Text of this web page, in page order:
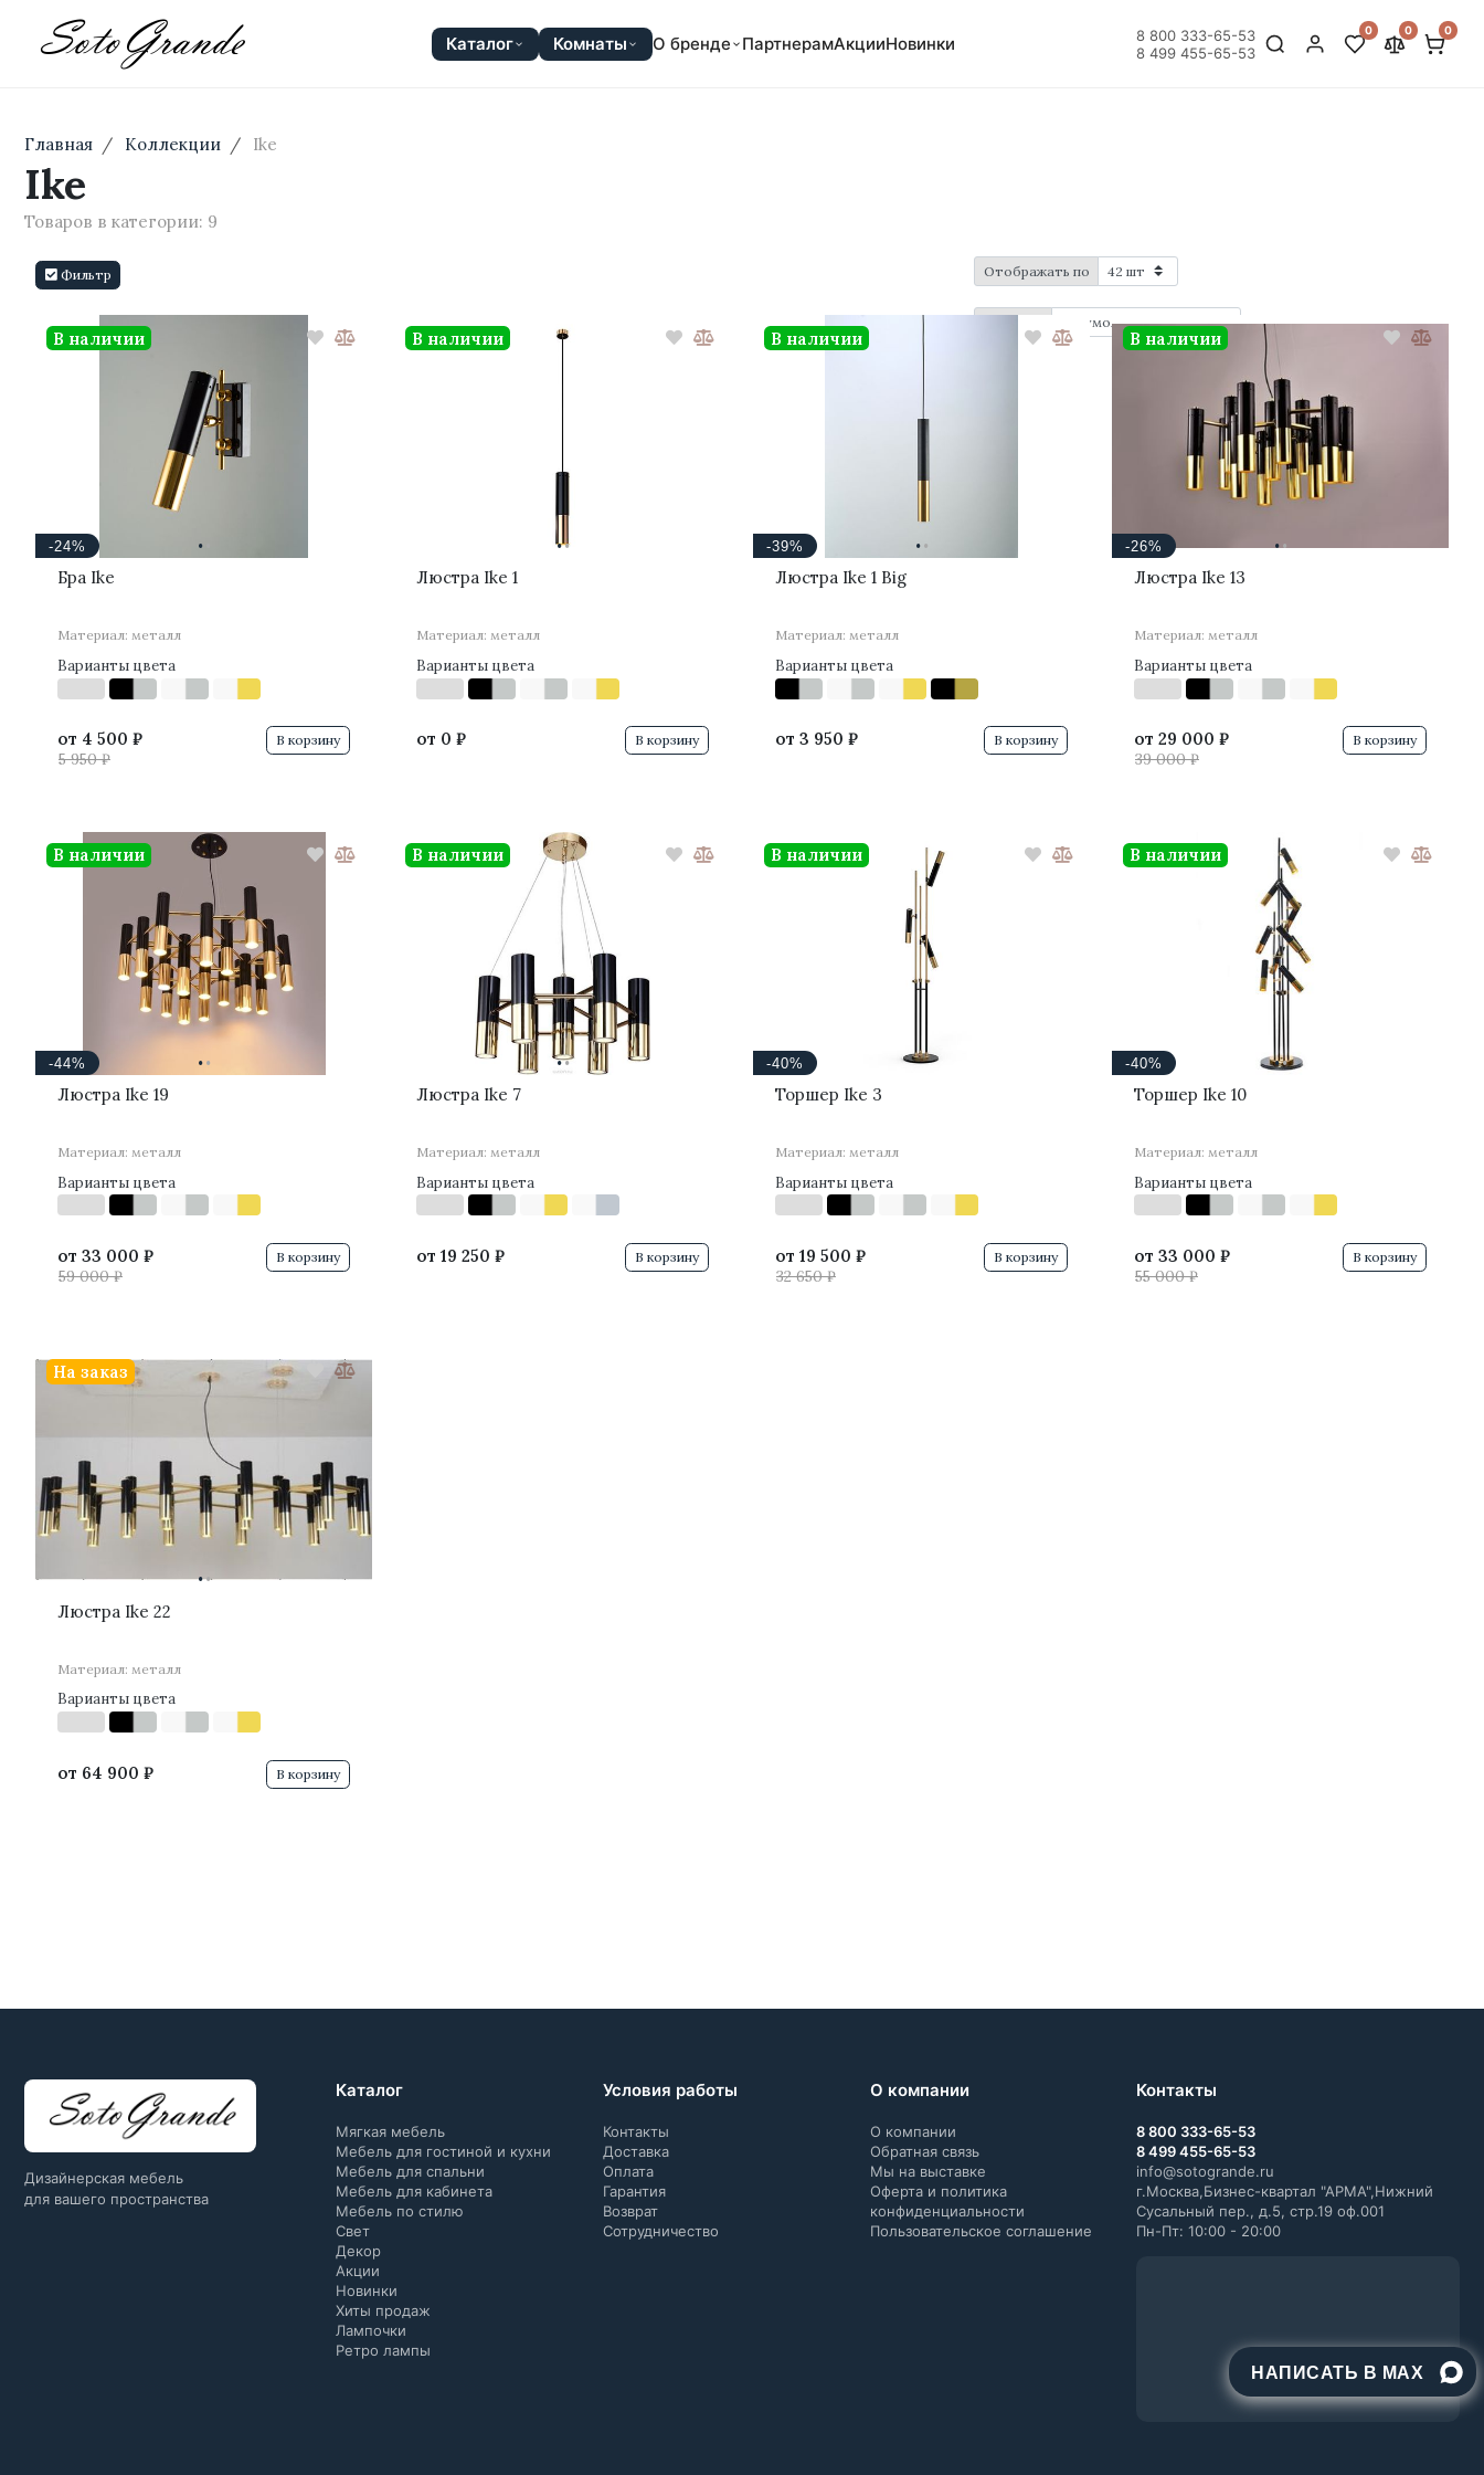
Каталог Комнаты О бренде ПартнерамАкцииНовинки
8 800 333-65-53
8 499 455-65-53
0 0 0
Главная Коллекции Ike
Ike
Товаров в категории: 9
Фильтр Отображать по
·
-24%
Бра Ike
Материал: металл
Варианты цвета
от 4 500 ₽
5 950 ₽
В наличии
В корзину
··
Люстра Ike 1
Материал: металл
Варианты цвета
от 0 ₽
В наличии
В корзину
··
-39%
Люстра Ike 1 Big
Материал: металл
Варианты цвета
от 3 950 ₽
В наличии
В корзину
··
-26%
Люстра Ike 13
Материал: металл
Варианты цвета
от 29 000 ₽
39 000 ₽
В наличии
В корзину
··
-44%
Люстра Ike 19
Материал: металл
Варианты цвета
от 33 000 ₽
59 000 ₽
В наличии
В корзину
··
Люстра Ike 7
Материал: металл
Варианты цвета
от 19 250 ₽
В наличии
В корзину
-40%
Торшер Ike 3
Материал: металл
Варианты цвета
от 19 500 ₽
32 650 ₽
В наличии
В корзину
··
-40%
Торшер Ike 10
Материал: металл
Варианты цвета
от 33 000 ₽
55 000 ₽
В наличии
В корзину
··
Люстра Ike 22
Материал: металл
Варианты цвета
от 64 900 ₽
На заказ
В корзину
НАПИСАТЬ В MAX
Дизайнерская мебель
для вашего пространства
Каталог
Мягкая мебель
Мебель для гостиной и кухни
Мебель для спальни
Мебель для кабинета
Мебель по стилю
Свет
Декор
Акции
Новинки
Хиты продаж
Лампочки
Ретро лампы
Условия работы
Контакты
Доставка
Оплата
Гарантия
Возврат
Сотрудничество
О компании
О компании
Обратная связь
Мы на выставке
Оферта и политика
конфиденциальности
Пользовательское соглашение
Контакты
8 800 333-65-53
8 499 455-65-53
info@sotogrande.ru
г.Москва,Бизнес-квартал "АРМА",Нижний
Сусальный пер., д.5, стр.19 оф.001
Пн-Пт: 10:00 - 20:00